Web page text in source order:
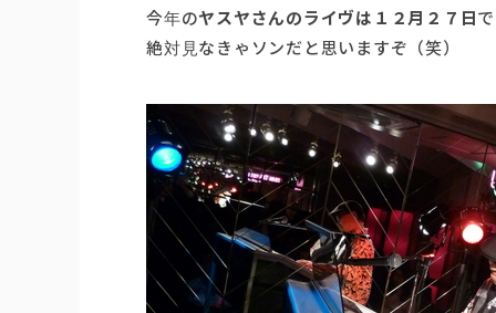
今年のヤスヤさんのライヴは１２月２７日
絶対見なきゃソンだと思いますぞ（笑）